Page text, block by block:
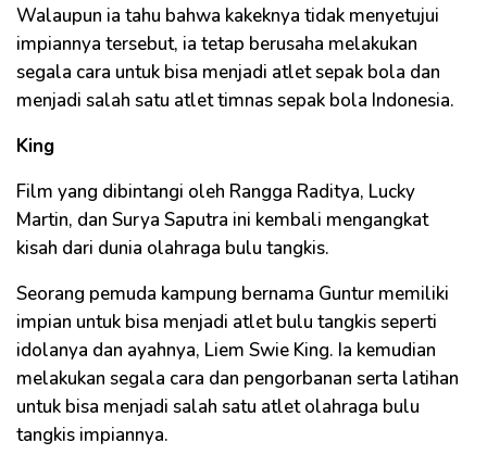
Walaupun ia tahu bahwa kakeknya tidak menyetujui
impiannya tersebut, ia tetap berusaha melakukan
segala cara untuk bisa menjadi atlet sepak bola dan
menjadi salah satu atlet timnas sepak bola Indonesia.
King
Film yang dibintangi oleh Rangga Raditya, Lucky
Martin, dan Surya Saputra ini kembali mengangkat
kisah dari dunia olahraga bulu tangkis.
Seorang pemuda kampung bernama Guntur memiliki
impian untuk bisa menjadi atlet bulu tangkis seperti
idolanya dan ayahnya, Liem Swie King. Ia kemudian
melakukan segala cara dan pengorbanan serta latihan
untuk bisa menjadi salah satu atlet olahraga bulu
tangkis impiannya.